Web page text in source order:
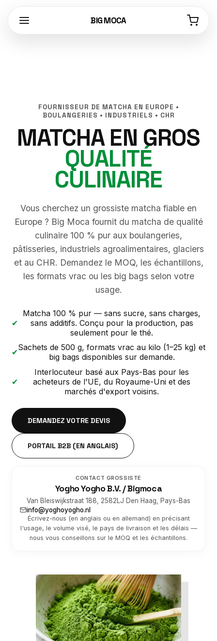
BIG MOCA
FOURNISSEUR DE MATCHA EN EUROPE •
BOULANGERIES • INDUSTRIELS • CHR
MATCHA EN GROS
QUALITÉ
CULINAIRE
Vous cherchez un grossiste matcha fiable en
Europe ? Big Moca fournit du matcha de qualité
culinaire 100 % pur aux boulangeries,
pâtisseries, industriels agroalimentaires, glaciers
et au CHR. Demandez le MOQ, les échantillons,
les formats vrac ou les big bags selon votre
usage.
✔
Matcha 100 % pur — sans sucre, sans charges,
sans additifs. Conçu pour la production, pas
seulement pour le thé.
✔Sachets de 500 g, formats vrac au kilo (1–25 kg) et
big bags disponibles sur demande.
✔
Interlocuteur basé aux Pays-Bas pour les
acheteurs de l'UE, du Royaume-Uni et des
marchés d'export voisins.
DEMANDEZ VOTRE DEVIS
PORTAIL B2B (EN ANGLAIS)
CONTACT GROSSISTE
Yogho Yogho B.V. / Bigmoca
Van Bleiswijkstraat 188, 2582LJ Den Haag, Pays-Bas
info@yoghoyogho.nl
Écrivez-nous (en anglais ou en allemand) en précisant
l'usage, le volume visé, le pays de livraison et les délais —
nous vous conseillons sur le MOQ et les échantillons.